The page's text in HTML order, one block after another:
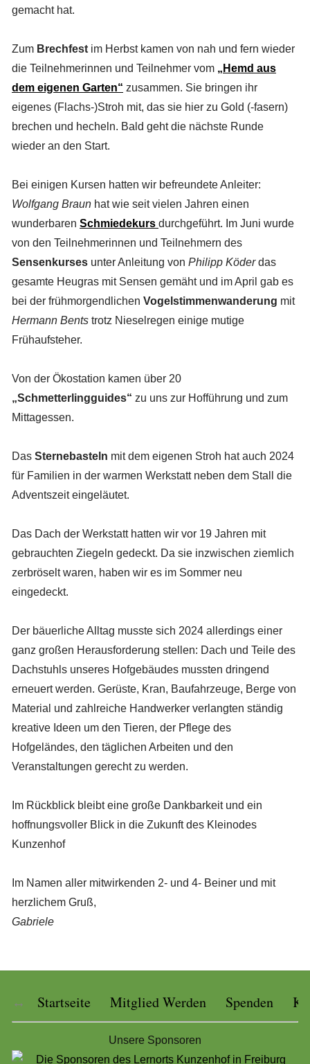
gemacht hat.
Zum Brechfest im Herbst kamen von nah und fern wieder
die Teilnehmerinnen und Teilnehmer vom „Hemd aus
dem eigenen Garten“ zusammen. Sie bringen ihr
eigenes (Flachs-)Stroh mit, das sie hier zu Gold (-fasern)
brechen und hecheln. Bald geht die nächste Runde
wieder an den Start.
Bei einigen Kursen hatten wir befreundete Anleiter:
Wolfgang Braun hat wie seit vielen Jahren einen
wunderbaren Schmiedekurs durchgeführt. Im Juni wurde
von den Teilnehmerinnen und Teilnehmern des
Sensenkurses unter Anleitung von Philipp Köderdas
gesamte Heugras mit Sensen gemäht und im April gab es
bei der frühmorgendlichen Vogelstimmenwanderung mit
Hermann Bents trotz Nieselregen einige mutige
Frühaufsteher.
Von der Ökostation kamen über 20
„Schmetterlingguides“ zu uns zur Hofführung und zum
Mittagessen.
Das Sternebasteln mit dem eigenen Stroh hat auch 2024
für Familien in der warmen Werkstatt neben dem Stall die
Adventszeit eingeläutet.
Das Dach der Werkstatt hatten wir vor 19 Jahren mit
gebrauchten Ziegeln gedeckt. Da sie inzwischen ziemlich
zerbröselt waren, haben wir es im Sommer neu
eingedeckt.
Der bäuerliche Alltag musste sich 2024 allerdings einer
ganz großen Herausforderung stellen: Dach und Teile des
Dachstuhls unseres Hofgebäudes mussten dringend
erneuert werden. Gerüste, Kran, Baufahrzeuge, Berge von
Material und zahlreiche Handwerker verlangten ständig
kreative Ideen um den Tieren, der Pflege des
Hofgeländes, den täglichen Arbeiten und den
Veranstaltungen gerecht zu werden.
Im Rückblick bleibt eine große Dankbarkeit und ein
hoffnungsvoller Blick in die Zukunft des Kleinodes
Kunzenhof
Im Namen aller mitwirkenden 2- und 4- Beiner und mit
herzlichem Gruß,
Gabriele
Startseite Mitglied Werden Spenden
Unsere Sponsoren